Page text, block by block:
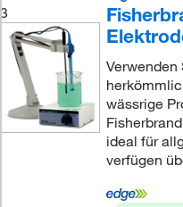
3
Verwenden
wässrige
ideal für
verfügen